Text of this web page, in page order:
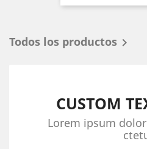
Todos los productos 
CUSTOM
Lorem ipsum